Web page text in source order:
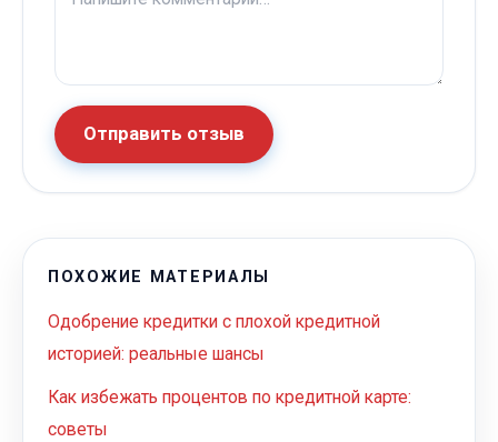
Отправить отзыв
ПОХОЖИЕ МАТЕРИАЛЫ
Одобрение кредитки с плохой кредитной
историей: реальные шансы
Как избежать процентов по кредитной карте:
советы